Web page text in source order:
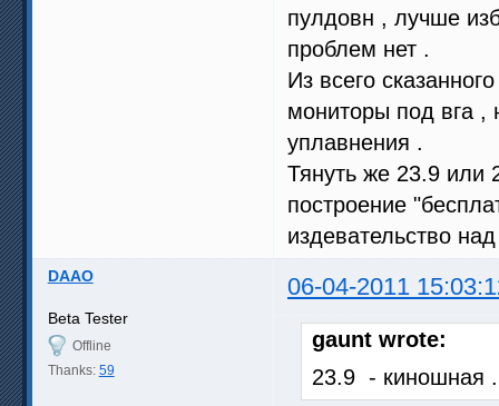
пулдовн , лучше
проблем нет .
Из всего
мониторы под вга ,
уплавнения .
Тянуть же 23.9 или
построение
издевательство
DAAO 06-04-2011
Beta Tester
Offline
Thanks: 59
gaunt wrote:
23.9 - киношная